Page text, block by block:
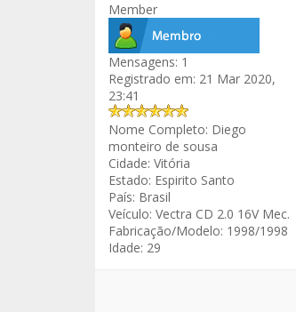
Member
Mensagens: 1
Registrado em: 21 Mar 2020,
23:41
Nome Completo: Diego
monteiro de sousa
Cidade: Vitória
Estado: Espirito Santo
País: Brasil
Veículo: Vectra CD 2.0 16V Mec.
Fabricação/Modelo: 1998/1998
Idade: 29